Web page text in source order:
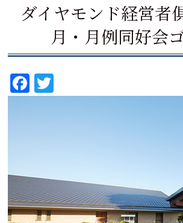
ダイヤモンド経営
月・月例同好会
Fa
ce wi